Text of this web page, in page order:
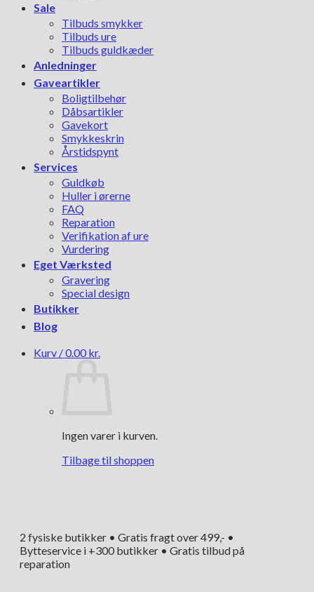
Sale
Tilbuds smykker
Tilbuds ure
Tilbuds guldkæder
Anledninger
Gaveartikler
Boligtilbehør
Dåbsartikler
Gavekort
Smykkeskrin
Årstidspynt
Services
Guldkøb
Huller i ørerne
FAQ
Reparation
Verifikation af ure
Vurdering
Eget Værksted
Gravering
Special design
Butikker
Blog
Kurv /0.00 kr.
Ingen varer i kurven.
Tilbage til shoppen
2 fysiske butikker • Gratis fragt over 499,- •
Bytteservice i +300 butikker • Gratis tilbud på
reparation